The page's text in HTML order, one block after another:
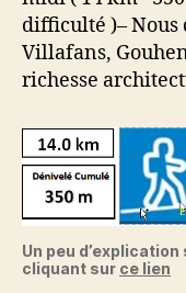
difficulté )– Nous
Villafans,
richesse
Un peu
cliquant sur ce lien